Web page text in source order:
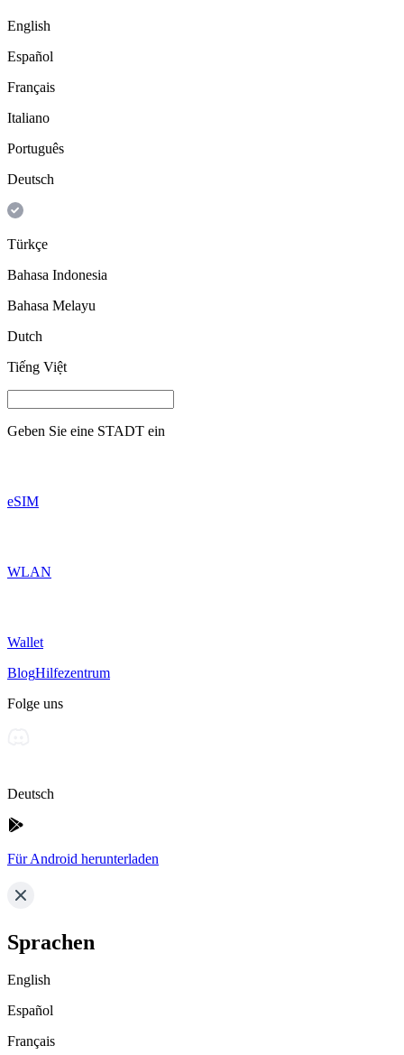
English
Español
Français
Italiano
Português
Deutsch
Türkçe
Bahasa Indonesia
Bahasa Melayu
Dutch
Tiếng Việt
Geben Sie eine STADT ein
eSIM
WLAN
Wallet
BlogHilfezentrum
Folge uns
Deutsch
Für Android herunterladen
Sprachen
English
Español
Français